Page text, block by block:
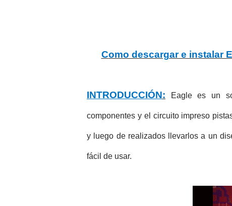
Como descargar e
INTRODUCCIÓN: Eagle es un
componentes y el circuito impreso
y luego de realizados llevarlos a un
fácil de usar.